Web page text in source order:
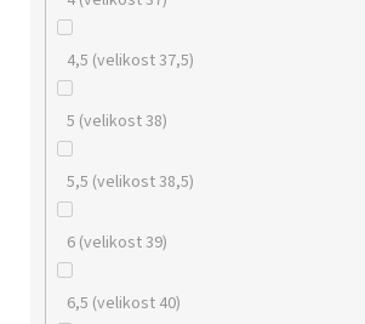
4,5 (velikost 37,5)
5 (velikost 38)
5,5 (velikost 38,5)
6 (velikost 39)
6,5 (velikost 40)